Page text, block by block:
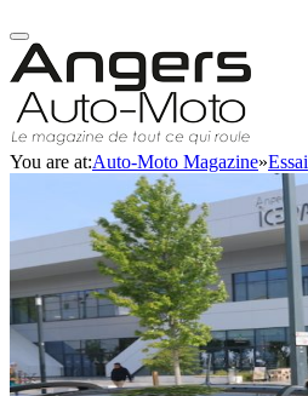
You are at:Auto-Moto Magazine»Essai